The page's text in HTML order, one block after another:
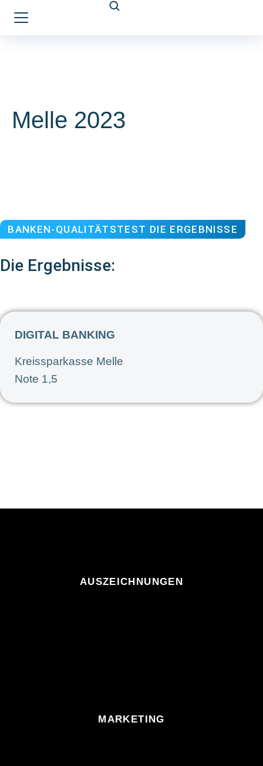
Melle 2023
BANKEN-QUALITÄTSTEST DIE ERGEBNISSE
Die Ergebnisse:
DIGITAL BANKING
Kreissparkasse Melle
Note 1,5
AUSZEICHNUNGEN
MARKETING